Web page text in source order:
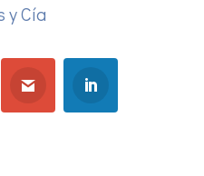
y Cía